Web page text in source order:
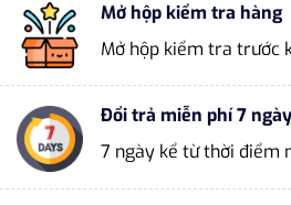
Mở hộp kiểm tra hàng
Mở hộp kiểm tra trước
Đổi trả miễn phí 7 ngày
7 ngày kể từ thời điểm